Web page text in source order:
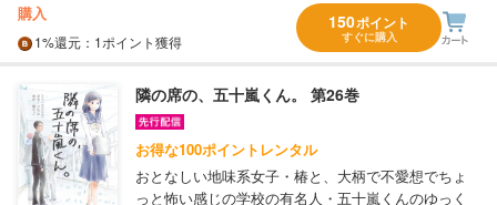
購入
1%還元 ：1ポイント獲得
150ポイント
すぐに購入
隣の席の、五十嵐くん。 第26巻
お得な100ポイントレンタル
おとなしい地味系女子・椿と、大柄で不愛想でちょ
っと怖い感じの学校の有名人・五十嵐くんのゆっく